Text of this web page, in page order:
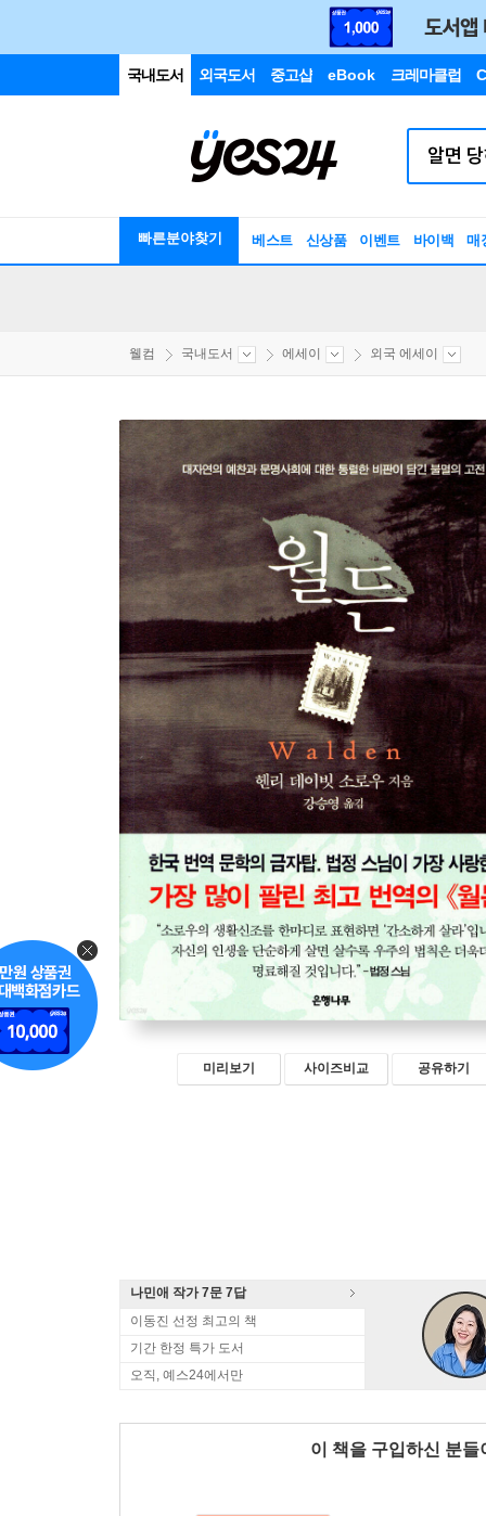
국내도서 외국도서 중고샵 eBook 크레마클럽
빠른분야찾기 베스트 신상품 이벤트 바이백 매
웰컴 국내도서 에세이 외국 에세이
미리보기 사이즈비교 공유하기
나민애 작가 7문 7답
이동진 선정 최고의 책
기간 한정 특가 도서
오직, 예스24에서만
이 책을 구입하신 분